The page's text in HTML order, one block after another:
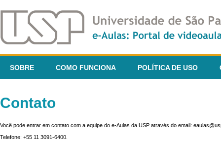
SOBRE COMO FUNCIONA POLÍTICA DE USO
Contato
Você pode entrar em contato com a equipe do e-Aulas da USP através do email:
Telefone: +55 11 3091-6400.